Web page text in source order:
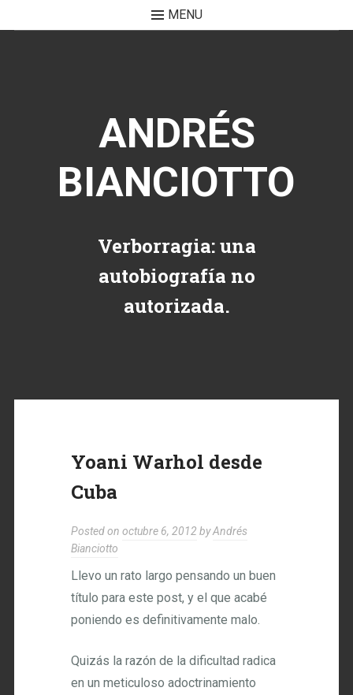
MENU
ANDRÉS
BIANCIOTTO
Verborragia: una
autobiografía no
autorizada.
Yoani Warhol desde
Cuba
Posted onoctubre 6, 2012 byAndrés
Bianciotto
Llevo un rato largo pensando un buen
título para este post, y el que acabé
poniendo es definitivamente malo.
Quizás la razón de la dificultad radica
en un meticuloso adoctrinamiento